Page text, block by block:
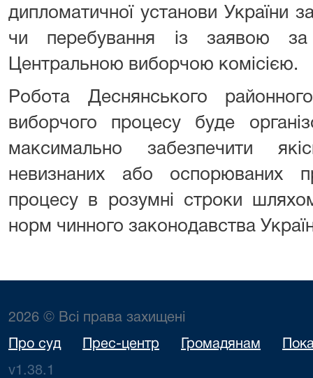
дипломатичної установи України
чи перебування із заявою
Центральною виборчою комісією.
Робота Деснянського
виборчого процесу буде
максимально забезпечити
невизнаних або оспорюваних
процесу в розумні строки
норм чинного законодавства
2026 © Всі права захищені
Про суд Прес-центр Громадянам
v1.38.1